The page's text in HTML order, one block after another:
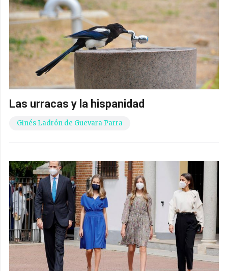
Las urracas y la hispanidad
Ginés Ladrón de Guevara Parra